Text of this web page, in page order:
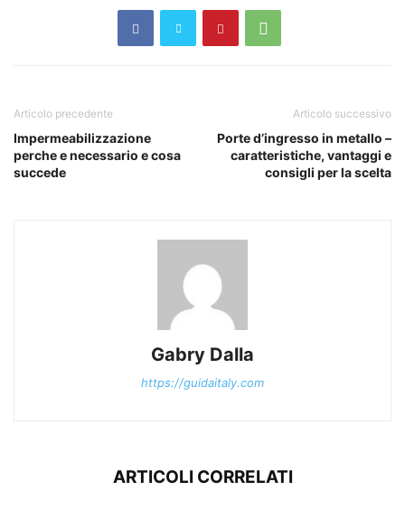
Articolo precedente
Impermeabilizzazione
perche e necessario e cosa
succede
Articolo successivo
Porte d’ingresso in metallo –
caratteristiche, vantaggi e
consigli per la scelta
Gabry Dalla
https://guidaitaly.com
ARTICOLI CORRELATI